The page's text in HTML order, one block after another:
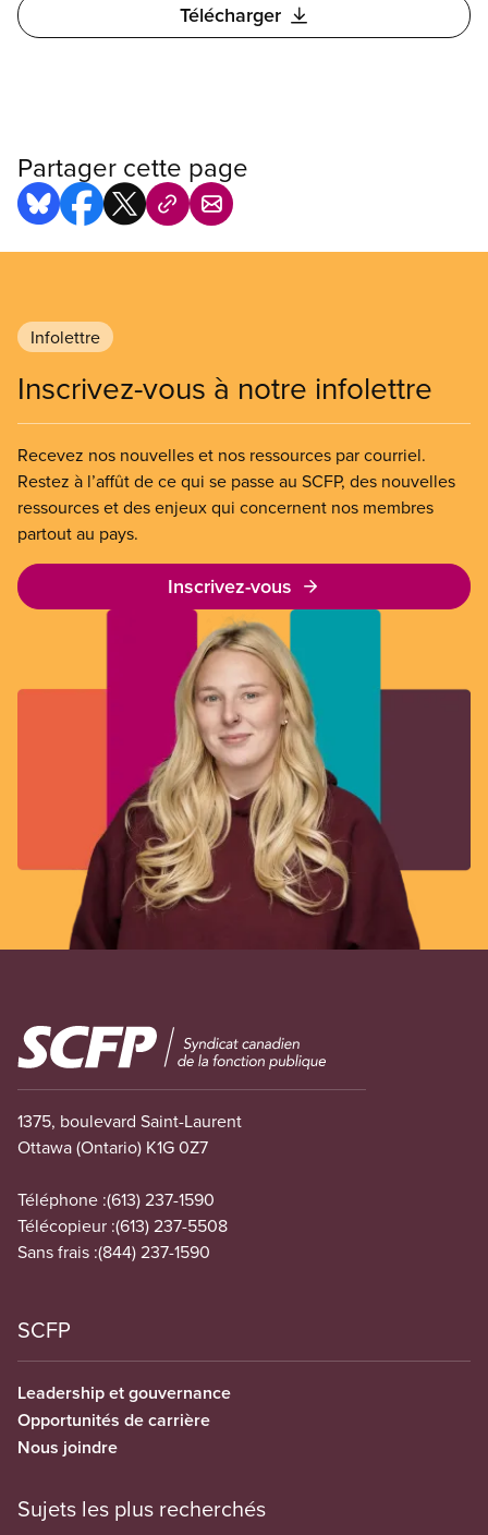
Télécharger
Partager cette page
Infolettre
Inscrivez-vous à notre infolettre
Recevez nos nouvelles et nos ressources par courriel.
Restez à l’affût de ce qui se passe au SCFP, des nouvelles
ressources et des enjeux qui concernent nos membres
partout au pays.
Inscrivez-vous
Image
1375, boulevard Saint-Laurent
Ottawa (Ontario) K1G 0Z7
Téléphone :(613) 237-1590
Télécopieur :(613) 237-5508
Sans frais :(844) 237-1590
SCFP
Leadership et gouvernance
Opportunités de carrière
Nous joindre
Sujets les plus recherchés